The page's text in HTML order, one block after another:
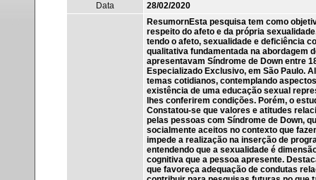
Data
28/02/2020
ResumornEsta pesquisa tem como
respeito do afeto e da própria
tendo o afeto, sexualidade e deficiência
qualitativa fundamentada na abordagem
apresentavam Síndrome de Down entre
Especializado Exclusivo, em São Paulo.
temas cotidianos, contemplando
existência de uma educação sexual
lhes conferirem condições. Porém, o
Constatou-se que valores e atitudes
pelas pessoas com Síndrome de Down,
socialmente aceitos no contexto que
impede a realização na inserção de
entendendo que a sexualidade é
cognitiva que a pessoa apresente.
que favoreça adequação de condutas